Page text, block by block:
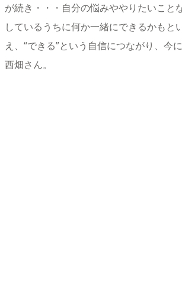
が続き・・・自分の悩みややりたいこと
しているうちに何か一緒にできるかもと
え、“できる”という自信につながり、今
西畑さん。